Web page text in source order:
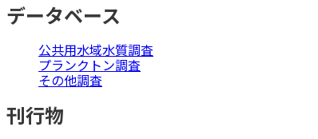
データベース
公共用水域水質調査
プランクトン調査
その他調査
刊行物